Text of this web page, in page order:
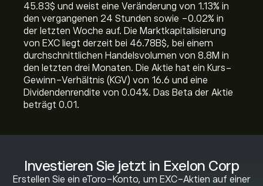
Investieren Sie jetzt in Exelon Corp
Erstellen Sie ein eToro-Konto, um EXC-Aktien auf einer
45.83‎$‎ und weist eine Veränderung von ‎1.13‎% in
den vergangenen 24 Stunden sowie ‎-0.02‎% in
der letzten Woche auf. Die Marktkapitalisierung
von EXC liegt derzeit bei 46.78B‎$‎, bei einem
durchschnittlichen Handelsvolumen von 8.8M in
den letzten drei Monaten. Die Aktie hat ein Kurs-
Gewinn-Verhältnis (KGV) von 16.6 und eine
Dividendenrendite von 0.04%. Das Beta der Aktie
beträgt 0.01.